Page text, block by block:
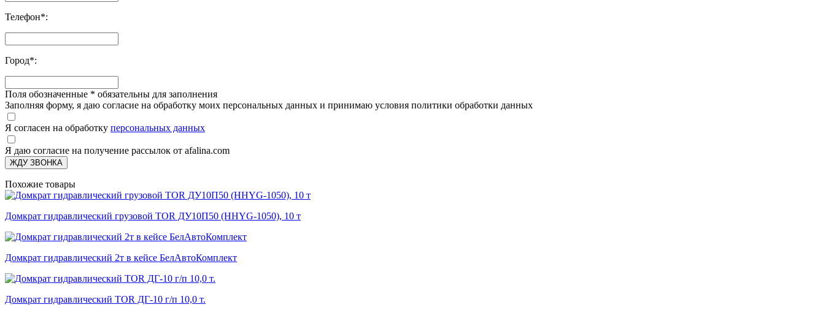
Телефон*:
Город*:
Поля обозначенные * обязательны для заполнения
Заполняя форму, я даю согласие на обработку моих персональных данных и принимаю условия политики обработки данных
Я согласен на обработку персональных данных
Я даю согласие на получение рассылок от afalina.com
ЖДУ ЗВОНКА
Похожие товары
Домкрат гидравлический грузовой TOR ДУ10П50 (HHYG-1050), 10 т
Домкрат гидравлический 2т в кейсе БелАвтоКомплект
Домкрат гидравлический TOR ДГ-10 г/п 10,0 т.